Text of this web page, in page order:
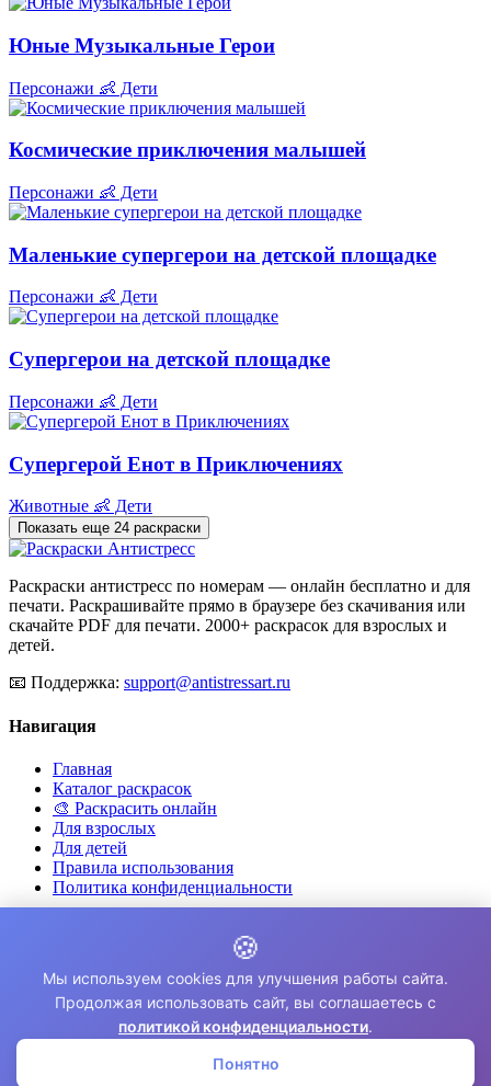
Юные Музыкальные Герои
Персонажи 👶 Дети
Космические приключения малышей
Персонажи 👶 Дети
Маленькие супергерои на детской площадке
Персонажи 👶 Дети
Супергерои на детской площадке
Персонажи 👶 Дети
Супергерой Енот в Приключениях
Животные 👶 Дети
Показать еще 24 раскраски
Раскраски антистресс по номерам — онлайн бесплатно и для
печати. Раскрашивайте прямо в браузере без скачивания или
скачайте PDF для печати. 2000+ раскрасок для взрослых и
детей.
📧 Поддержка: support@antistressart.ru
Навигация
Главная
Каталог раскрасок
🎨 Раскрасить онлайн
Для взрослых
Для детей
Правила использования
Политика конфиденциальности
✨ Для снятия стресса и тревоги
🎨 Для развития креативности
🧘 Для медитации и расслабления
👨‍👩‍👧‍👦 Для семейного досуга
© 2026 Раскраски Антистресс. Все права защищены.
🍪
Мы используем cookies для улучшения работы сайта.
Продолжая использовать сайт, вы соглашаетесь с
политикой конфиденциальности.
Понятно